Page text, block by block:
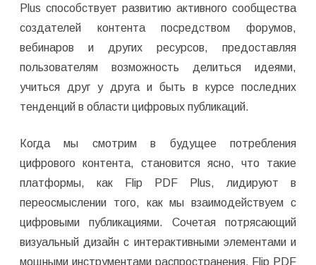
Plus способствует развитию активного сообщества
создателей контента посредством форумов,
вебинаров и других ресурсов, предоставляя
пользователям возможность делиться идеями,
учиться друг у друга и быть в курсе последних
тенденций в области цифровых публикаций.
Когда мы смотрим в будущее потребления
цифрового контента, становится ясно, что такие
платформы, как Flip PDF Plus, лидируют в
переосмыслении того, как мы взаимодействуем с
цифровыми публикациями. Сочетая потрясающий
визуальный дизайн с интерактивными элементами и
мощными инструментами распространения, Flip PDF